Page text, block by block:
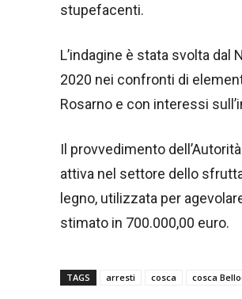
stupefacenti.
L’indagine è stata svolta dal
2020 nei confronti di
Rosarno e con interessi
Il provvedimento
attiva nel settore dello
legno, utilizzata per
stimato in 700.000,00 euro.
TAGS arresti cosca cosca